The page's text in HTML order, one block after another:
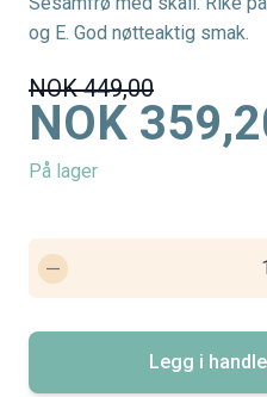
og E. God nøtteaktig smak.
NOK 449,00
NOK
På lager
Legg i